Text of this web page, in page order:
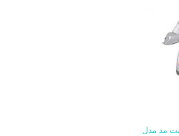
مد مدل